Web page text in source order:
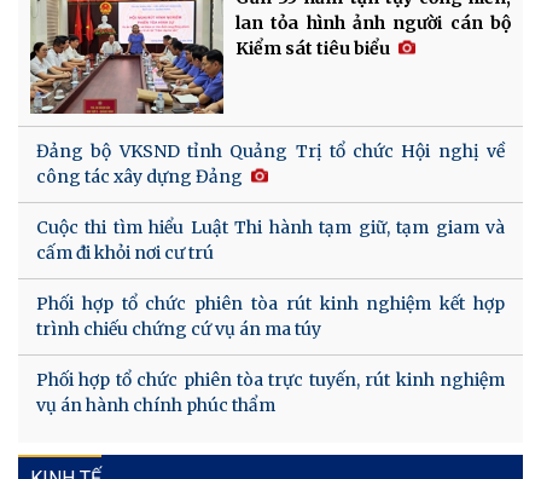
lan tỏa hình ảnh người cán bộ
Kiểm sát tiêu biểu
Đảng bộ VKSND tỉnh Quảng Trị tổ chức Hội nghị về
công tác xây dựng Đảng
Cuộc thi tìm hiểu Luật Thi hành tạm giữ, tạm giam và
cấm đi khỏi nơi cư trú
Phối hợp tổ chức phiên tòa rút kinh nghiệm kết hợp
trình chiếu chứng cứ vụ án ma túy
Phối hợp tổ chức phiên tòa trực tuyến, rút kinh nghiệm
vụ án hành chính phúc thẩm